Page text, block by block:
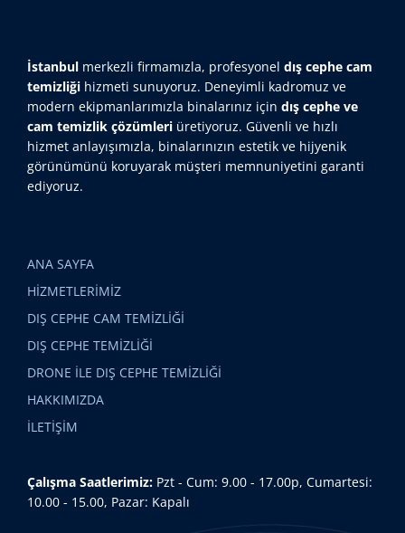
İstanbul merkezli firmamızla, profesyonel dış cephe cam
temizliği hizmeti sunuyoruz. Deneyimli kadromuz ve
modern ekipmanlarımızla binalarınız için dış cephe ve
cam temizlik çözümleri üretiyoruz. Güvenli ve hızlı
hizmet anlayışımızla, binalarınızın estetik ve hijyenik
görünümünü koruyarak müşteri memnuniyetini garanti
ediyoruz.
ANA SAYFA
HİZMETLERİMİZ
DIŞ CEPHE CAM TEMİZLİĞİ
DIŞ CEPHE TEMİZLİĞİ
DRONE İLE DIŞ CEPHE TEMİZLİĞİ
HAKKIMIZDA
İLETİŞİM
Çalışma Saatlerimiz: Pzt - Cum: 9.00 - 17.00p, Cumartesi:
10.00 - 15.00, Pazar: Kapalı